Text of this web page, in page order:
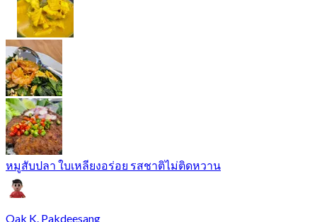
หมูสับปลา ใบเหลียงอร่อย รสชาติไม่ติดหวาน
Oak K. Pakdeesang